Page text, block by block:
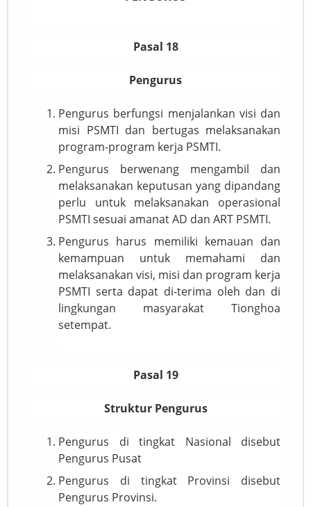
Pasal 18
Pengurus
Pengurus berfungsi menjalankan visi dan
misi PSMTI dan bertugas melaksanakan
program-program kerja PSMTI.
Pengurus berwenang mengambil dan
melaksanakan keputusan yang dipandang
perlu untuk melaksanakan operasional
PSMTI sesuai amanat AD dan ART PSMTI.
Pengurus harus memiliki kemauan dan
kemampuan untuk memahami dan
melaksanakan visi, misi dan program kerja
PSMTI serta dapat di-terima oleh dan di
lingkungan masyarakat Tionghoa
setempat.
Pasal 19
Struktur Pengurus
Pengurus di tingkat Nasional disebut
Pengurus Pusat
Pengurus di tingkat Provinsi disebut
Pengurus Provinsi.